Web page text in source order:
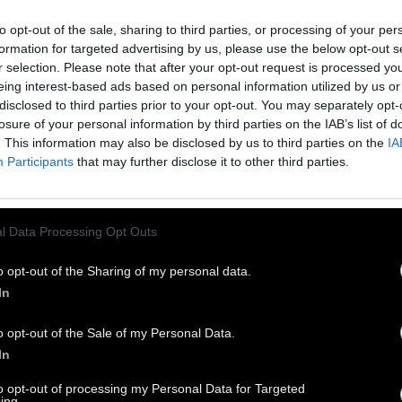
opt-out of the sale, sharing to third parties, or processing of your
for targeted advertising by us, please use the below opt-out
selection. Please note that after your opt-out request is processed
interest-based ads based on personal information utilized by us
to third parties prior to your opt-out. You may separately
of your personal information by third parties on the IAB’s list of
This information may also be disclosed by us to third parties on the
Participants that may further disclose it to other third parties.
Data Processing Opt Outs
opt-out of the Sharing of my personal data.
opt-out of the Sale of my Personal Data.
opt-out of processing my Personal Data for Targeted
σήμερα αυτά τα αρχαία, ιερά δέντρα
να επιβιώσουν κυρίως ψηλά στα
ανάμεσα σε βράχους. Κάποτε τα έκοβαν για
σήμερα λόγω της αλλαγής του κλίματος
υψηλότερες θερμοκρασίες και
βροχοπτώσεις και τα νεαρά δέντρα
να επιβιώσουν χωρίς νερό.
προσπάθεια να σώσει το είδος, ο τοπικός
δένδρων. Είναι μια λεπτή διαδικασία που
με τη συγκομιδή των σπόρων. Οι σπόροι
συνέχεια χρησιμοποιούνται για τη διάδοση των
στα φυτώρια πριν την φύτευση τους σε